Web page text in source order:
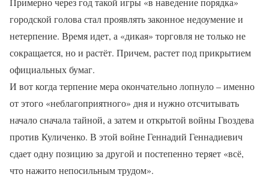
городской голова стал проявлять законное недоумение и
нетерпение. Время идет, а «дикая» торговля не только не
сокращается, но и растёт. Причем, растет под прикрытием
официальных бумаг.
И вот когда терпение мера окончательно лопнуло – именно
от этого «неблагоприятного» дня и нужно отсчитывать
начало сначала тайной, а затем и открытой войны Гвоздева
против Куличенко. В этой войне Геннадий Геннадиевич
сдает одну позицию за другой и постепенно теряет «всё,
что нажито непосильным трудом».